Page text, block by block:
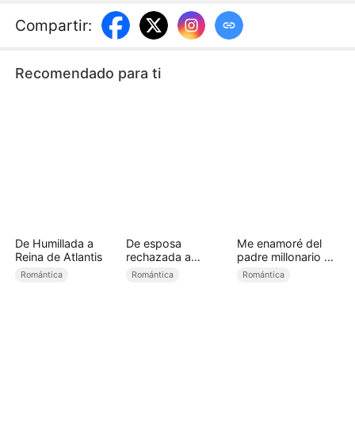
Compartir:
Recomendado para ti
De Humillada a
Reina de Atlantis
Romántica
De esposa
rechazada a
princesa licántropa
Romántica
Me enamoré del
padre millonario de
mi amiga
Romántica